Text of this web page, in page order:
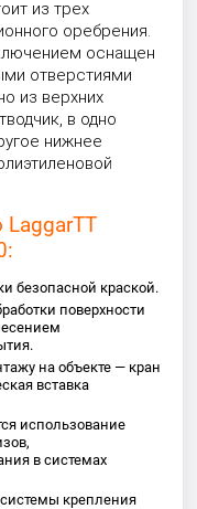
из трех
оребрения.
оснащен
отверстиями
из верхних
в одно
нижнее
безопасной краской.
поверхности
на объекте — кран
вставка
использование
в системах
крепления